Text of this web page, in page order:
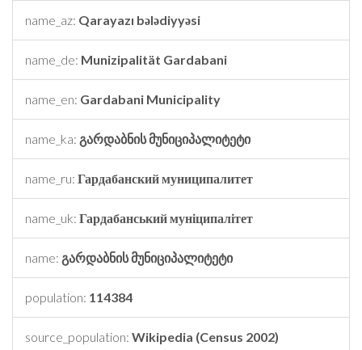
name_az: Qarayazı bələdiyyəsi
name_de: Munizipalität Gardabani
name_en: Gardabani Municipality
name_ka: გარდაბნის მუნიციპალიტეტი
name_ru: Гардабанский муниципалитет
name_uk: Гардабанський муніципалітет
name: გარდაბნის მუნიციპალიტეტი
population: 114384
source_population: Wikipedia (Census 2002)